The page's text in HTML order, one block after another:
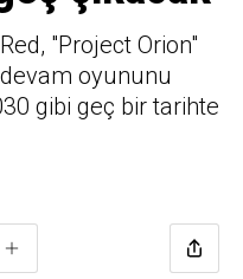
"Project Orion"
oyununu
gibi geç bir tarihte